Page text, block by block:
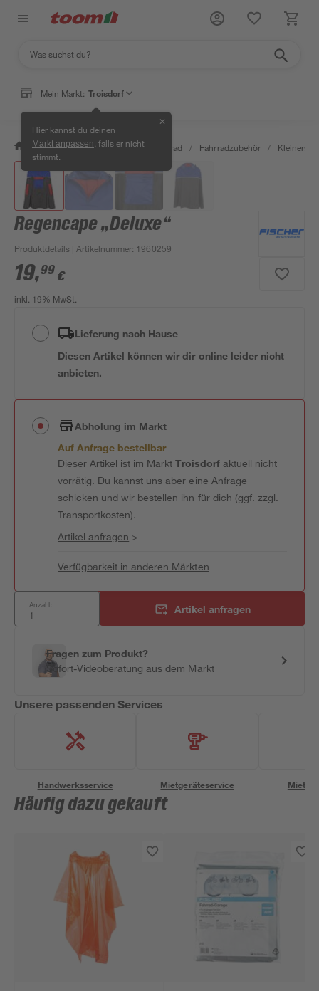
Mein Markt: Troisdorf
Hier kannst du deinen
Markt anpassen , falls er nicht
stimmt.
✕
/ Garten & Freizeit / Auto & Fahrrad / Fahrradzubehör /
Regencape „Deluxe“
Produktdetails | Artikelnummer: 1960259
19,99 €
inkl. 19% MwSt.
Lieferung nach Hause
Diesen Artikel können wir dir online leider nicht
anbieten.
Abholung im Markt
Auf Anfrage bestellbar
Dieser Artikel ist im MarktTroisdorfaktuell nicht
vorrätig. Du kannst uns aber eine Anfrage
schicken und wir bestellen ihn für dich (ggf. zzgl.
Transportkosten).
Artikel anfragen >
Verfügbarkeit in anderen Märkten
Anzahl: Artikel anfragen
Fragen zum Produkt?
Sofort-Videoberatung aus dem Markt
Unsere passenden Services
Handwerksservice Mietgeräteservice
Häufig dazu gekauft